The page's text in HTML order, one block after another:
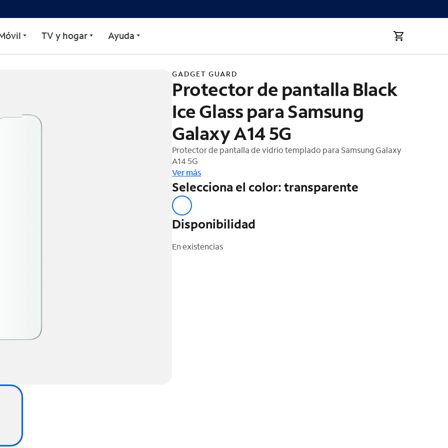
Guard Black Ice Glass para Samsung Galaxy
TV y hogar Ayuda
GADGET GUARD
Protector de pantalla Black
Ice Glass para Samsung
Galaxy A14 5G
Protector de pantalla de vidrio templado para Samsung Galaxy
A14 5G
Ver más
Selecciona el color: transparente
Disponibilidad
En existencias